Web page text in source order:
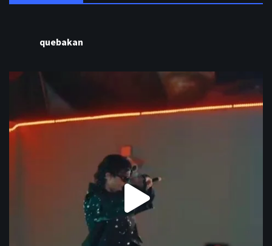
quebakan